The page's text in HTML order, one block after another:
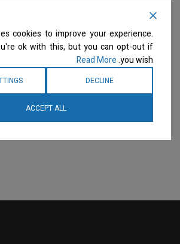
cookies to improve your experience.
ok with this, but you can opt-out if
you wish.
Read More
DECLINE
ACCEPT ALL